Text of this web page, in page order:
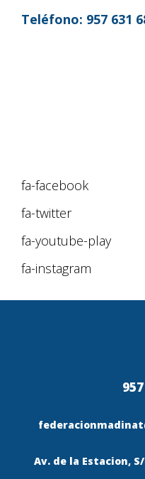
Teléfono: 957 631
fa-facebook
fa-twitter
fa-youtube-play
fa-instagram
Av. de la Estacion,